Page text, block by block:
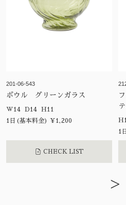
201-06-543
ボウル グリーンガラス
W14 D14 H11
1日(基本料金) ¥1,200
CHECK LIST
1
>